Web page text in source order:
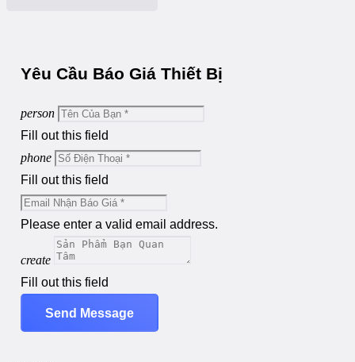
Yêu Cầu Báo Giá Thiết Bị
person
Fill out this field
phone
Fill out this field
Please enter a valid email address.
create
Fill out this field
Send Message